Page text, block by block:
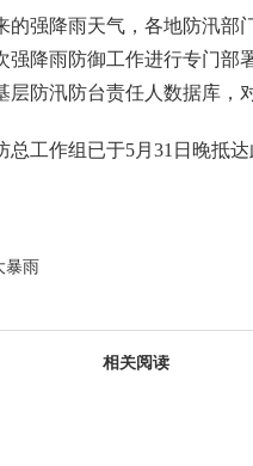
降雨天气，各地防汛部
强降雨防御工作进行专门部
层防汛防台责任人数据库，
作组已于5月31日晚抵达
暴雨
相关阅读